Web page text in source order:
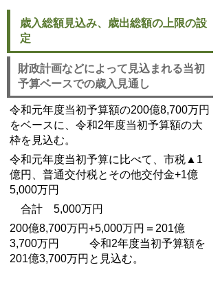
歳入総額見込み、歳出総額の上限の設
定
財政計画などによって見込まれる当初
予算ベースでの歳入見通し
令和元年度当初予算額の200億8,700万円
をベースに、令和2年度当初予算額の大
枠を見込む。
令和元年度当初予算に比べて、市税▲1
億円、普通交付税とその他交付金+1億
5,000万円
合計 5,000万円
200億8,700万円+5,000万円＝201億
3,700万円 令和2年度当初予算額を
201億3,700万円と見込む。